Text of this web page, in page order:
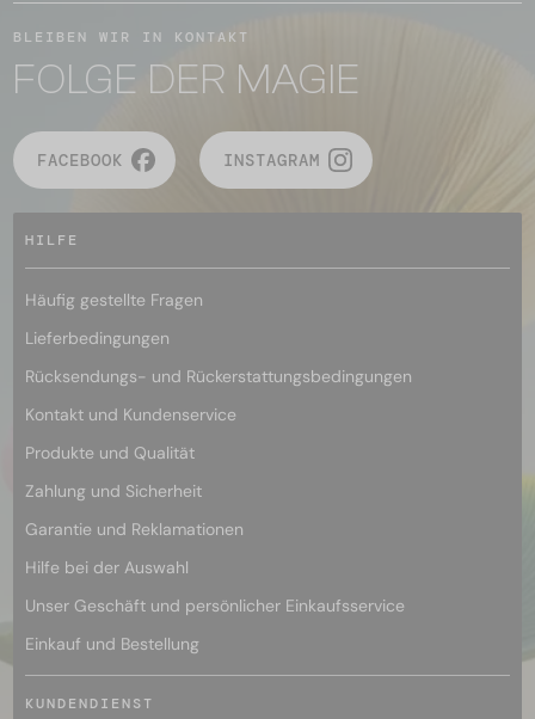
BLEIBEN WIR IN KONTAKT
FOLGE DER MAGIE
FACEBOOK INSTAGRAM
HILFE
Häufig gestellte Fragen
Lieferbedingungen
Rücksendungs- und Rückerstattungsbedingungen
Kontakt und Kundenservice
Produkte und Qualität
Zahlung und Sicherheit
Garantie und Reklamationen
Hilfe bei der Auswahl
Unser Geschäft und persönlicher Einkaufsservice
Einkauf und Bestellung
KUNDENDIENST